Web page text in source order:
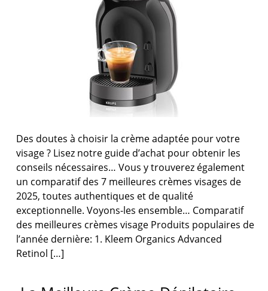
Des doutes à choisir la crème adaptée pour votre
visage ? Lisez notre guide d’achat pour obtenir les
conseils nécessaires… Vous y trouverez également
un comparatif des 7 meilleures crèmes visages de
2025, toutes authentiques et de qualité
exceptionnelle. Voyons-les ensemble… Comparatif
des meilleures crèmes visage Produits populaires de
l’année dernière: 1. Kleem Organics Advanced
Retinol […]